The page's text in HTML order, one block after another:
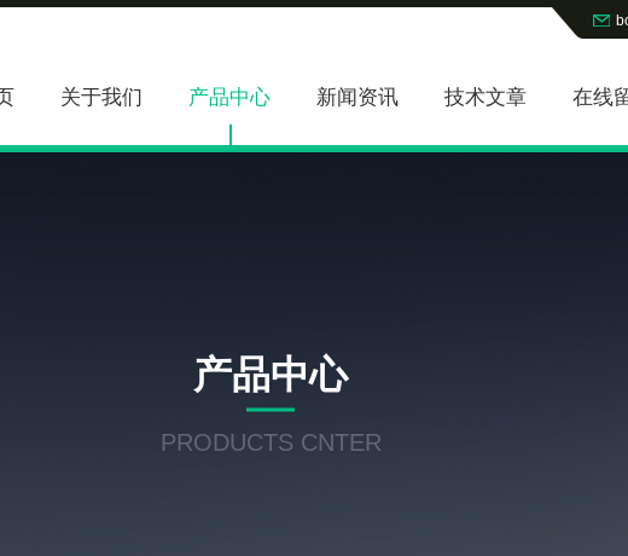
关于我们 产品中心 新闻资讯 技术文章 在线
产品中心
PRODUCTS CNTER